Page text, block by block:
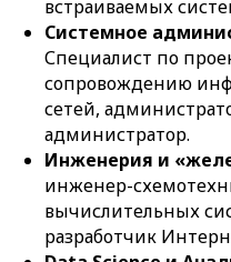
встраиваемых
Системное
Специалист по
сопровождению
сетей,
администратор.
Инженерия и
инженер-
вычислительных
разработчик